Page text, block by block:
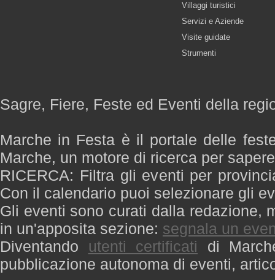
Villaggi turistici
Servizi e Aziende
Visite guidate
Strumenti
Sagre, Fiere, Feste ed Eventi della
Marche in Festa è il portale delle
Marche, un motore di ricerca per
RICERCA: Filtra gli eventi per
Con il calendario puoi selezionare gli
Gli eventi sono curati dalla redazione,
in un'apposita sezione: segnala un
Diventando utenti certificati di
pubblicazione autonoma di eventi,